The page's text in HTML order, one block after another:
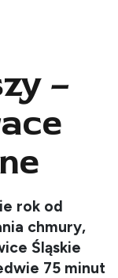
–
rok od
chmury,
Śląskie
75 minut